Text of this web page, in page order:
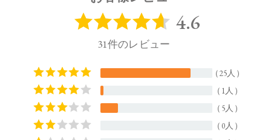
インジカ種子油、オリーブ果実油、ホホバ種子油、カニナバ
ン、酸化鉄、シリカ、マイカ、アルミナ
【原産国】
【メーカー品番】
店舗でお問い合わせの際には、下記品番をお伝え下さい。